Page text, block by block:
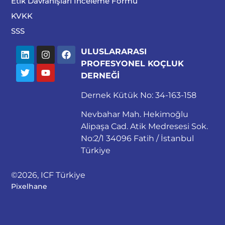
KVKK
SSS
ULUSLARARASI
PROFESYONEL KOÇLUK
DERNEĞİ
Dernek Kütük No: 34-163-158
Nevbahar Mah. Hekimoğlu
Alipaşa Cad. Atik Medresesi Sok.
No:2/1 34096 Fatih / İstanbul
Türkiye
©2026, ICF Türkiye
Pixelhane